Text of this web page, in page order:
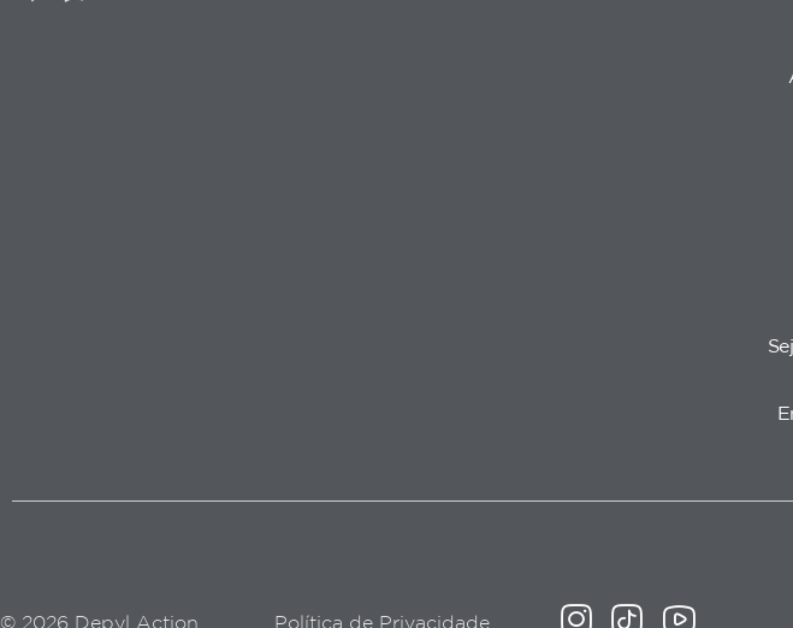
© 2026 Depyl Action Política de Privacidade